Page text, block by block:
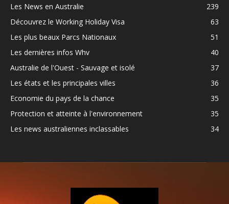
Les News en Australie
239
Découvrez le Working Holiday Visa
63
Les plus beaux Parcs Nationaux
51
Les dernières infos Whv
40
Australie de l'Ouest - Sauvage et isolé
37
Les états et les principales villes
36
Economie du pays de la chance
35
Protection et atteinte à l'environnement
35
Les news australiennes inclassables
34